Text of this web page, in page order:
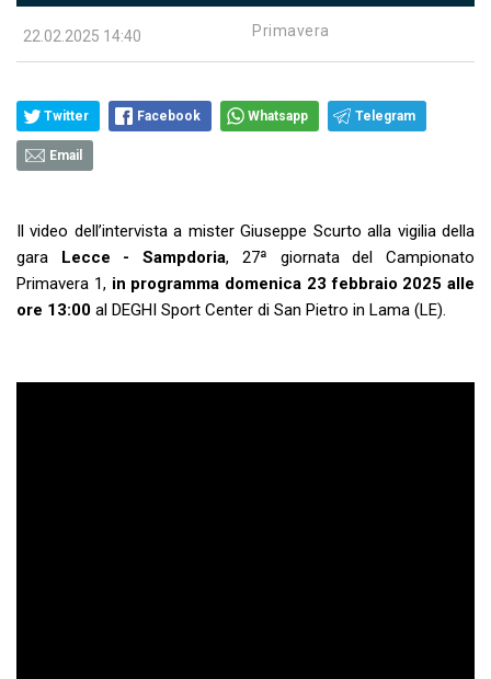
22.02.2025 14:40 Primavera
Twitter Facebook Whatsapp Telegram
Email
Il video dell’intervista a mister Giuseppe Scurto alla vigilia della
gara Lecce - Sampdoria, 27ª giornata del Campionato
Primavera 1,in programma domenica 23 febbraio 2025 alle
ore 13:00 al DEGHI Sport Center di San Pietro in Lama (LE).